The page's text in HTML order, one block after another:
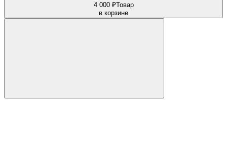
4 000 ₽Товар
в корзине